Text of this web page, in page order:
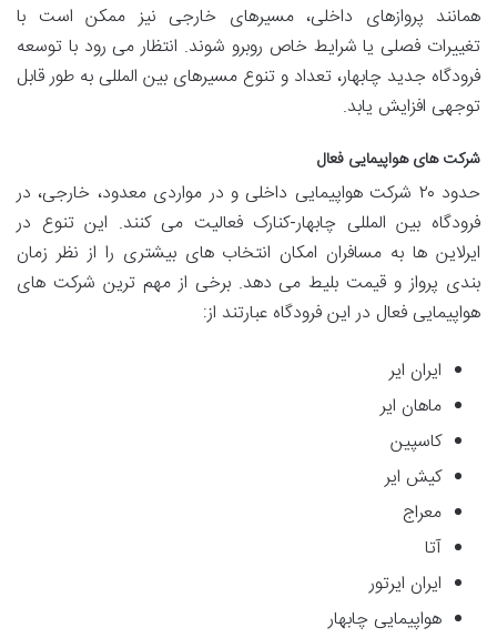
همانند پروازهای داخلی، مسیرهای خارجی نیز ممکن است با
تغییرات فصلی یا شرایط خاص روبرو شوند. انتظار می رود با توسعه
فرودگاه جدید چابهار، تعداد و تنوع مسیرهای بین المللی به طور قابل
توجهی افزایش یابد.
شرکت های هواپیمایی فعال
حدود ۲۰ شرکت هواپیمایی داخلی و در مواردی معدود، خارجی، در
فرودگاه بین المللی چابهار-کنارک فعالیت می کنند. این تنوع در
ایرلاین ها به مسافران امکان انتخاب های بیشتری را از نظر زمان
بندی پرواز و قیمت بلیط می دهد. برخی از مهم ترین شرکت های
هواپیمایی فعال در این فرودگاه عبارتند از:
ایران ایر
ماهان ایر
کاسپین
کیش ایر
معراج
آتا
ایران ایرتور
هواپیمایی چابهار